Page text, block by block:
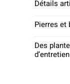
Détails
Pierres et
Des
d’entretien